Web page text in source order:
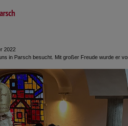
2022
in Parsch besucht. Mit großer Freude wurde er